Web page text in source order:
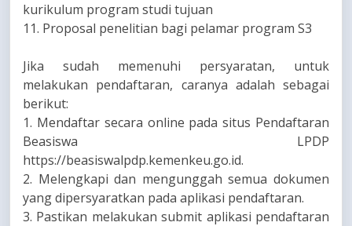
kurikulum program studi tujuan
11. Proposal penelitian bagi pelamar program S3
Jika sudah memenuhi persyaratan, untuk
melakukan pendaftaran, caranya adalah sebagai
berikut:
1. Mendaftar secara online pada situs Pendaftaran
Beasiswa LPDP
https://beasiswalpdp.kemenkeu.go.id.
2. Melengkapi dan mengunggah semua dokumen
yang dipersyaratkan pada aplikasi pendaftaran.
3. Pastikan melakukan submit aplikasi pendaftaran